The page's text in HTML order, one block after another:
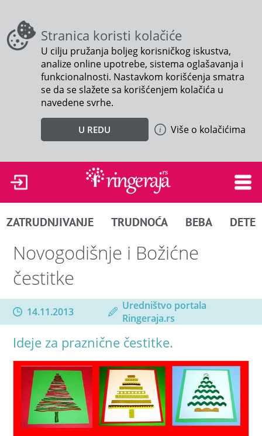
Stranica koristi kolačiće
U cilju pružanja boljeg korisničkog iskustva,
analize online upotrebe, sistema oglašavanja i
funkcionalnosti. Nastavkom korišćenja smatra
se da se slažete sa korišćenjem kolačića u
navedene svrhe.
U REDU Više o kolačićima
ZATRUDNJIVANJE TRUDNOĆA BEBA DETE
Novogodišnje i Božićne
čestitke
14.11.2013
Uredništvo portala
Ringeraja.rs
Ideje za praznične čestitke.